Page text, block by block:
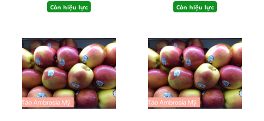
Còn hiệu lực Còn hiệu lực